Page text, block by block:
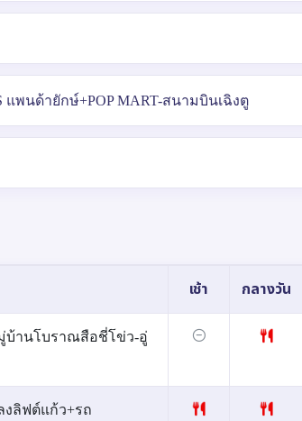
นด้ายักษ์+POP MART-สนามบินเฉิงตู
เช้า กลางวัน
มู่บ้านโบราณสือชี่โข่ว-อู่
งลิฟต์แก้ว+รถ